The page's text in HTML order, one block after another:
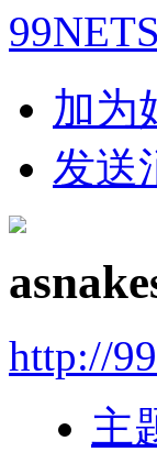
加为
发送
http://
主